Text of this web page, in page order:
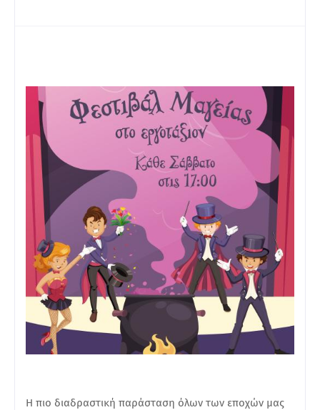
Η πιο διαδραστική παράσταση όλων των εποχών μας